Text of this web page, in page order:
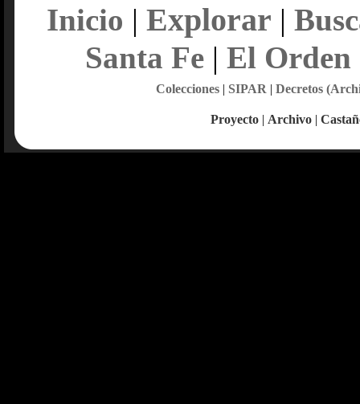
Inicio | Explorar |
Santa Fe| El Orden
Colecciones| SIPAR | Decretos
Proyecto | Archivo |